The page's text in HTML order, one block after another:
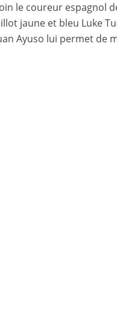
le coureur espagnol
jaune et bleu Luke
Ayuso lui permet